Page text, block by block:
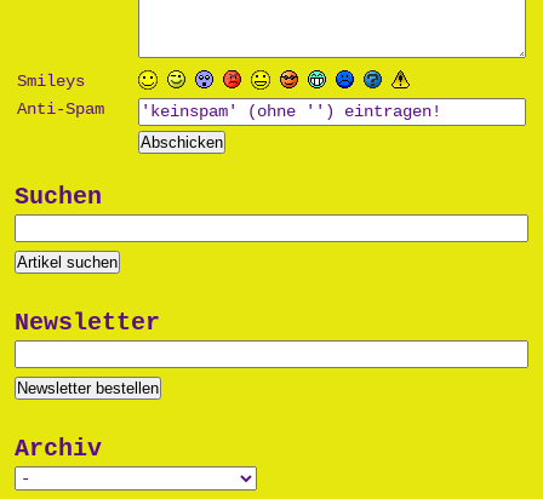
Smileys
Anti-Spam
Suchen
Newsletter
Archiv